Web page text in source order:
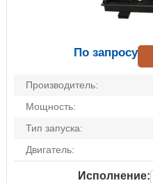
По запросу
Производитель:
Мощность:
Тип запуска:
Двигатель:
Исполнение: